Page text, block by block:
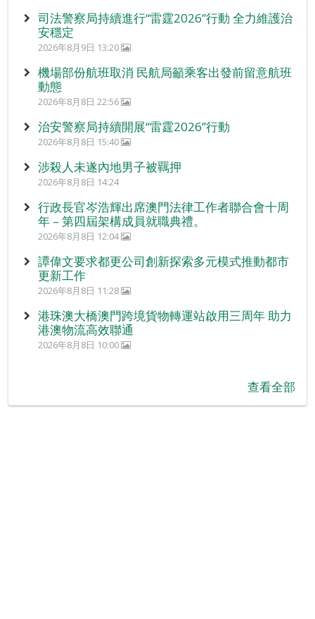
司法警察局持續進行“雷霆2026”行動 全力維護治
安穩定
2026年8月9日 13:20
機場部份航班取消 民航局籲乘客出發前留意航班
動態
2026年8月8日 22:56
治安警察局持續開展“雷霆2026”行動
2026年8月8日 15:40
涉殺人未遂內地男子被羈押
2026年8月8日 14:24
行政長官岑浩輝出席澳門法律工作者聯合會十周
年 – 第四屆架構成員就職典禮。
2026年8月8日 12:04
譚偉文要求都更公司創新探索多元模式推動都市
更新工作
2026年8月8日 11:28
港珠澳大橋澳門跨境貨物轉運站啟用三周年 助力
港澳物流高效聯通
2026年8月8日 10:00
查看全部